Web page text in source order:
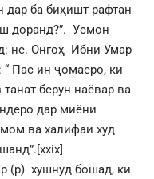
ба биҳишт рафтан
доранд?”. Усмон
не. Онгоҳ Ибни Умар
Пас ин ҷомаеро, ки
берун наёвар ва
дар миёни
ва халифаи худ
[xxix]
(р) хушнуд бошад, ки